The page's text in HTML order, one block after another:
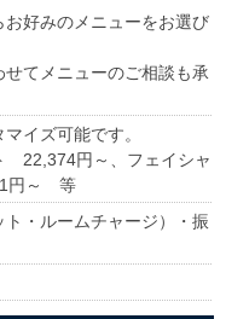
好みのメニューをお選び
てメニューのご相談も承
イズ可能です。
22,374円～、フェイシャ
円～ 等
・ルームチャージ）・振